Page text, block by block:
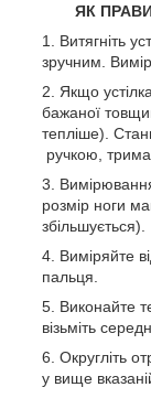
ЯК
Витягніть
зручним.
Якщо
бажаної
тепліше).
ручкою,
розмір ноги
збільшується).
Виміряйте
пальця.
Виконайте
візьміть
Округліть
у вище